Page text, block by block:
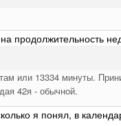
продолжительность
или 13334 минуты.
42я - обычной.
я понял, в